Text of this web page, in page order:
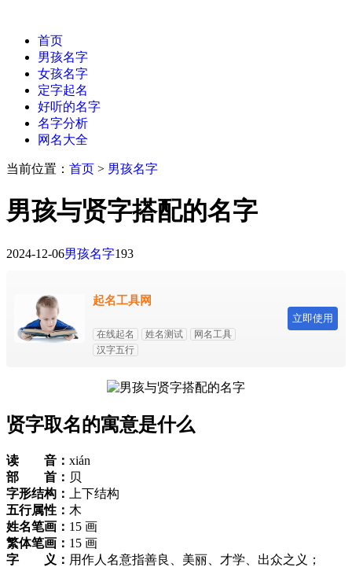
首页
男孩名字
女孩名字
定字起名
好听的名字
名字分析
网名大全
当前位置： 首页 > 男孩名字
男孩与贤字搭配的名字
2024-12-06男孩名字193
起名工具网
在线起名 姓名测试
网名工具
汉字五行
立即使用
贤字取名的寓意是什么
读 音： xián
部 首： 贝
字形结构：
上下结构
五行属性： 木
姓名笔画： 15 画
繁体笔画： 15 画
字 义： 用作人名意指善良、美丽、才学、出众之义；